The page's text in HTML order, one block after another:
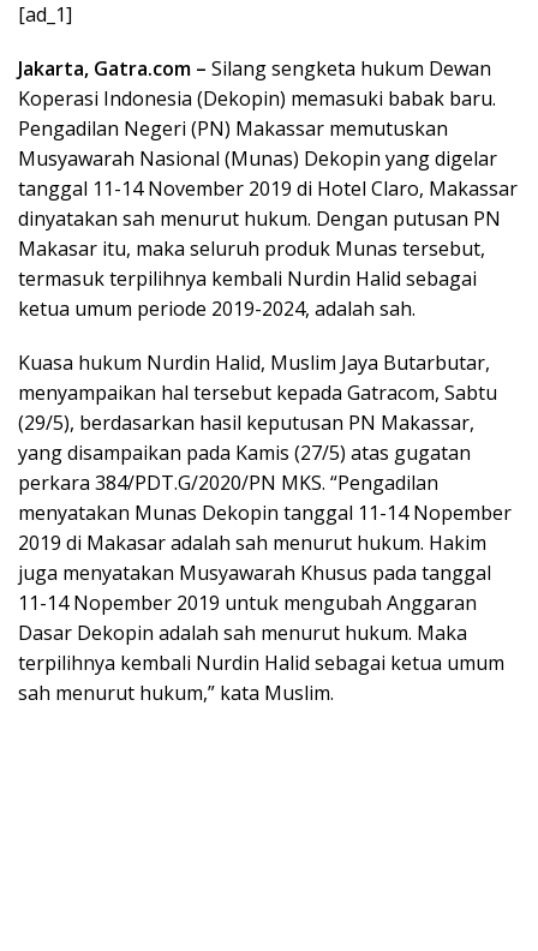
[ad_1]
Jakarta, Gatra.com – Silang sengketa hukum Dewan
Koperasi Indonesia (Dekopin) memasuki babak baru.
Pengadilan Negeri (PN) Makassar memutuskan
Musyawarah Nasional (Munas) Dekopin yang digelar
tanggal 11-14 November 2019 di Hotel Claro, Makassar
dinyatakan sah menurut hukum. Dengan putusan PN
Makasar itu, maka seluruh produk Munas tersebut,
termasuk terpilihnya kembali Nurdin Halid sebagai
ketua umum periode 2019-2024, adalah sah.
Kuasa hukum Nurdin Halid, Muslim Jaya Butarbutar,
menyampaikan hal tersebut kepada Gatracom, Sabtu
(29/5), berdasarkan hasil keputusan PN Makassar,
yang disampaikan pada Kamis (27/5) atas gugatan
perkara 384/PDT.G/2020/PN MKS. “Pengadilan
menyatakan Munas Dekopin tanggal 11-14 Nopember
2019 di Makasar adalah sah menurut hukum. Hakim
juga menyatakan Musyawarah Khusus pada tanggal
11-14 Nopember 2019 untuk mengubah Anggaran
Dasar Dekopin adalah sah menurut hukum. Maka
terpilihnya kembali Nurdin Halid sebagai ketua umum
sah menurut hukum,” kata Muslim.